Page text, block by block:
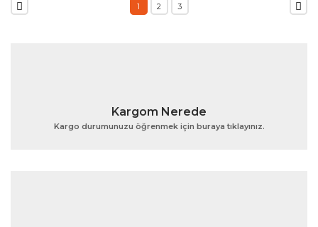
1 2 3
Kargom Nerede
Kargo durumunuzu öğrenmek için buraya tıklayınız.